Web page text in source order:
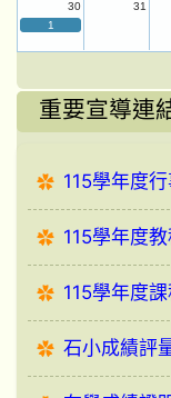
30 31
1
重要宣導連
115學年度
115學年度
115學年度
石小成績評